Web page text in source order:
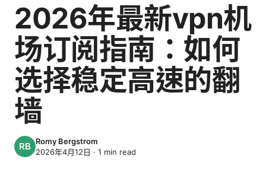
2026年最新vpn机
场订阅指南：如何
选择稳定高速的翻
墙
Romy Bergstrom
2026年4月12日 · 1 min read